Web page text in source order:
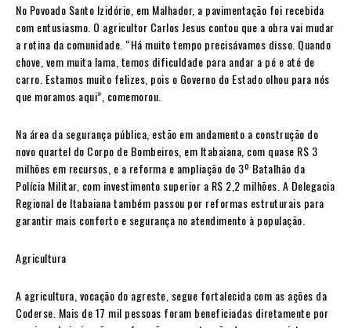
No Povoado Santo Izidório, em Malhador, a pavimentação foi recebida
com entusiasmo. O agricultor Carlos Jesus contou que a obra vai mudar
a rotina da comunidade. “Há muito tempo precisávamos disso. Quando
chove, vem muita lama, temos dificuldade para andar a pé e até de
carro. Estamos muito felizes, pois o Governo do Estado olhou para nós
que moramos aqui”, comemorou.
Na área da segurança pública, estão em andamento a construção do
novo quartel do Corpo de Bombeiros, em Itabaiana, com quase R$ 3
milhões em recursos, e a reforma e ampliação do 3º Batalhão da
Polícia Militar, com investimento superior a R$ 2,2 milhões. A Delegacia
Regional de Itabaiana também passou por reformas estruturais para
garantir mais conforto e segurança no atendimento à população.
Agricultura
A agricultura, vocação do agreste, segue fortalecida com as ações da
Coderse. Mais de 17 mil pessoas foram beneficiadas diretamente por